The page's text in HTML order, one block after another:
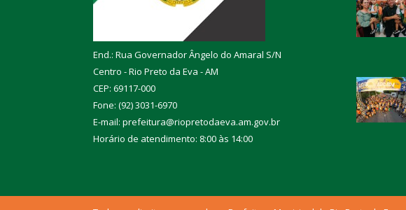
End.: Rua Governador Ângelo do Amaral S/N
Centro - Rio Preto da Eva - AM
CEP: 69117-000
Fone: (92) 3031-6970
E-mail: prefeitura@riopretodaeva.am.gov.br
Horário de atendimento: 8:00 às 14:00